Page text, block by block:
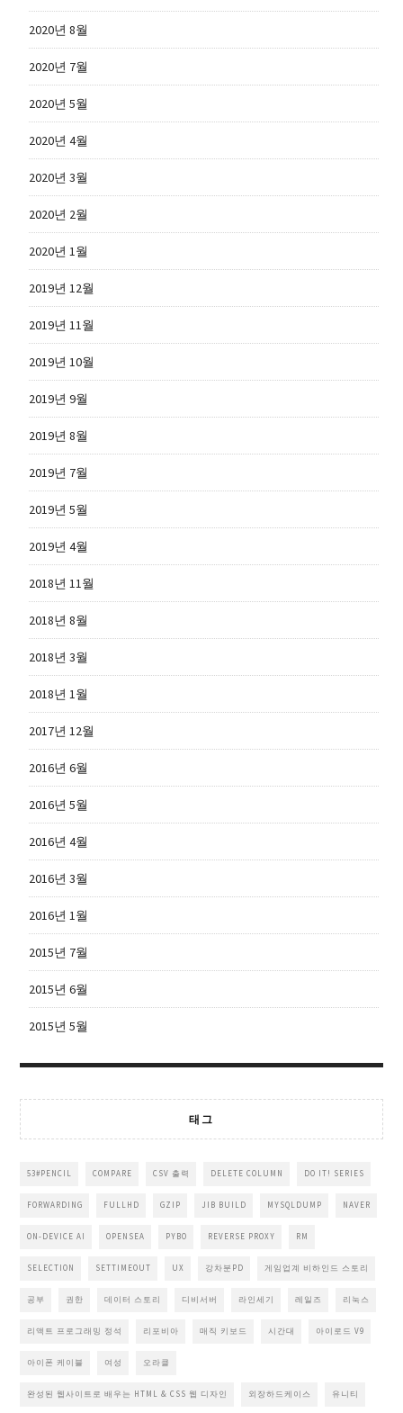
2020년 8월
2020년 7월
2020년 5월
2020년 4월
2020년 3월
2020년 2월
2020년 1월
2019년 12월
2019년 11월
2019년 10월
2019년 9월
2019년 8월
2019년 7월
2019년 5월
2019년 4월
2018년 11월
2018년 8월
2018년 3월
2018년 1월
2017년 12월
2016년 6월
2016년 5월
2016년 4월
2016년 3월
2016년 1월
2015년 7월
2015년 6월
2015년 5월
태그
53#PENCIL COMPARE CSV 출력 DELETE COLUMN DO IT! SERIES
FORWARDING FULLHD GZIP JIB BUILD MYSQLDUMP NAVER
ON-DEVICE AI OPENSEA PYBO REVERSE PROXY RM
SELECTION SETTIMEOUT UX 강차분PD 게임업계 비하인드 스토리
공부 권한 데이터 스토리 디비서버 라인세기 레일즈 리눅스
리액트 프로그래밍 정석 리포비아 매직 키보드 시간대 아이로드 V9
아이폰 케이블 여성 오라클
완성된 웹사이트로 배우는 HTML & CSS 웹 디자인 외장하드케이스 유니티